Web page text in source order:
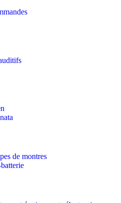
de montres